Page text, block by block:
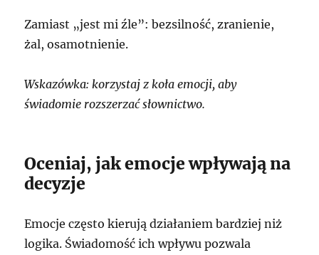
Zamiast „jest mi źle”: bezsilność, zranienie,
żal, osamotnienie.
Wskazówka: korzystaj z koła emocji, aby
świadomie rozszerzać słownictwo.
Oceniaj, jak emocje wpływają na
decyzje
Emocje często kierują działaniem bardziej niż
logika. Świadomość ich wpływu pozwala